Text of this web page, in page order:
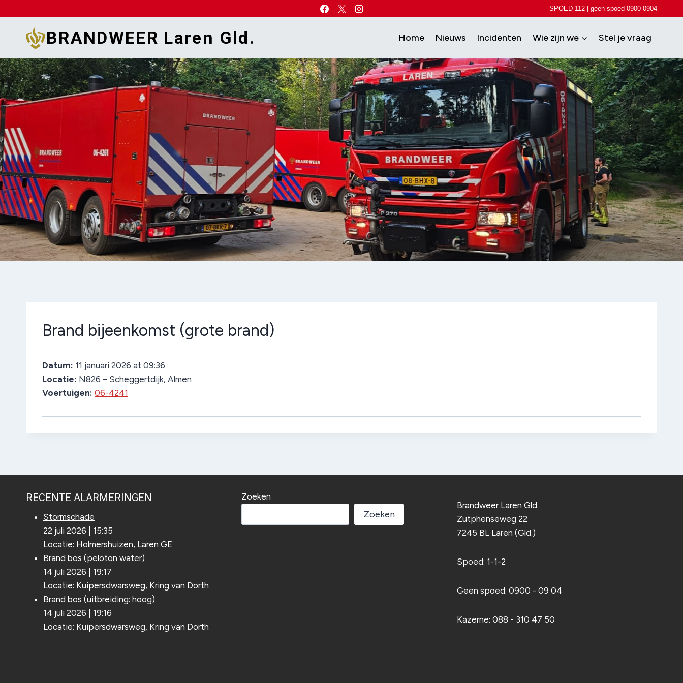
naar
SPOED 112 | geen spoed 0900-0904
BRANDWEER Laren Gld. Home Nieuws Incidenten Wie zijn we Stel je vraag
Brand bijeenkomst (grote brand)
Datum: 11 januari 2026 at 09:36
Locatie: N826 – Scheggertdijk, Almen
Voertuigen: 06-4241
RECENTE ALARMERINGEN
Stormschade
22 juli 2026
15:35
Locatie: Holmershuizen, Laren GE
Brand bos (peloton water)
14 juli 2026
19:17
Locatie: Kuipersdwarsweg, Kring van Dorth
Brand bos (uitbreiding: hoog)
14 juli 2026
19:16
Locatie: Kuipersdwarsweg, Kring van Dorth
Zoeken
Zoeken
Brandweer Laren Gld.
Zutphenseweg 22
7245 BL Laren (Gld.)
Spoed: 1-1-2
Geen spoed: 0900 - 09 04
Kazerne: 088 - 310 47 50